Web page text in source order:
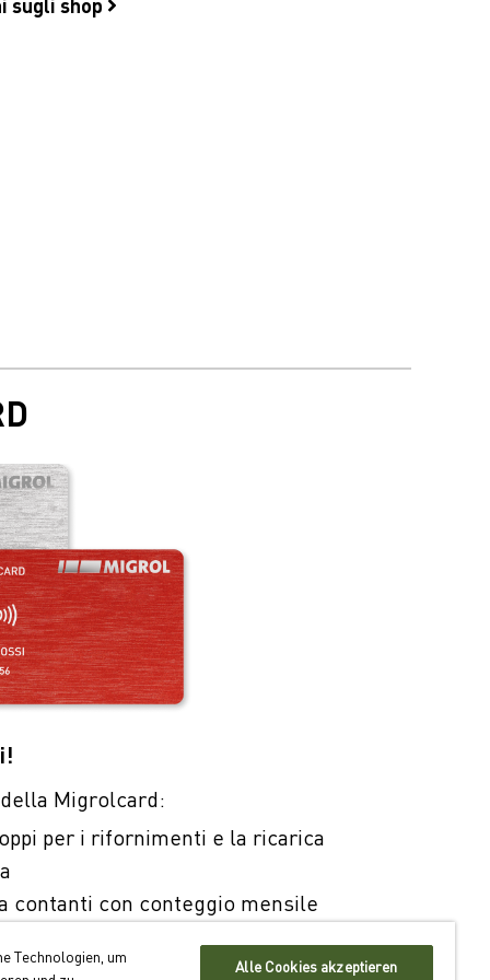
Migrolcard:
per i rifornimenti e la ricarica
contanti con conteggio mensile
Technologien, um
Alle Cookies akzeptieren